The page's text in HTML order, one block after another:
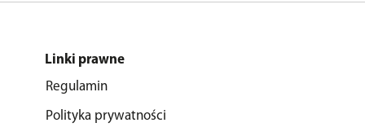
Linki prawne
Regulamin
Polityka prywatności